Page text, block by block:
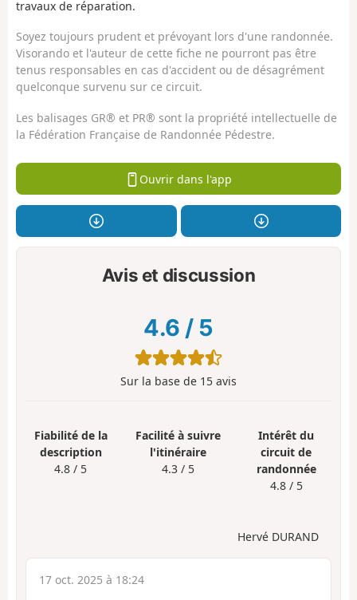
travaux de réparation.
Soyez toujours prudent et prévoyant lors d'une randonnée.
Visorando et l'auteur de cette fiche ne pourront pas être
tenus responsables en cas d'accident ou de désagrément
quelconque survenu sur ce circuit.
Les balisages GR® et PR® sont la propriété intellectuelle de
la Fédération Française de Randonnée Pédestre.
Ouvrir dans l'app
Avis et discussion
4.6 / 5
Sur la base de 15 avis
Fiabilité de la
description
4.8 / 5
Facilité à suivre
l'itinéraire
4.3 / 5
Intérêt du
circuit de
randonnée
4.8 / 5
Hervé DURAND
17 oct. 2025 à 18:24